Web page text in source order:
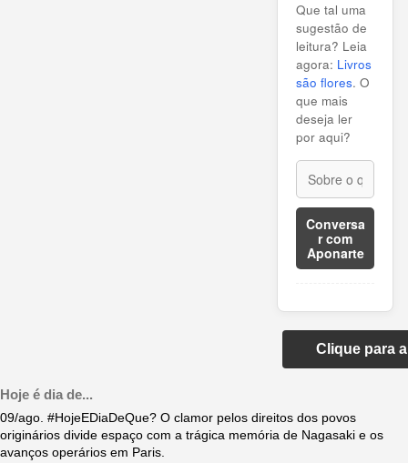
Que tal uma
sugestão de
leitura? Leia
agora: Livros
são flores. O
que mais
deseja ler
por aqui?
Conversa
r com
Aponarte
Clique para
Hoje é dia de...
09/ago. #HojeEDiaDeQue? O clamor pelos direitos dos povos
originários divide espaço com a trágica memória de Nagasaki e os
avanços operários em Paris.